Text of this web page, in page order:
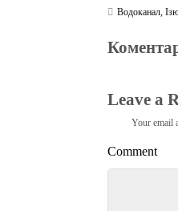
Водоканал ,
Leave a
Your email
Comment